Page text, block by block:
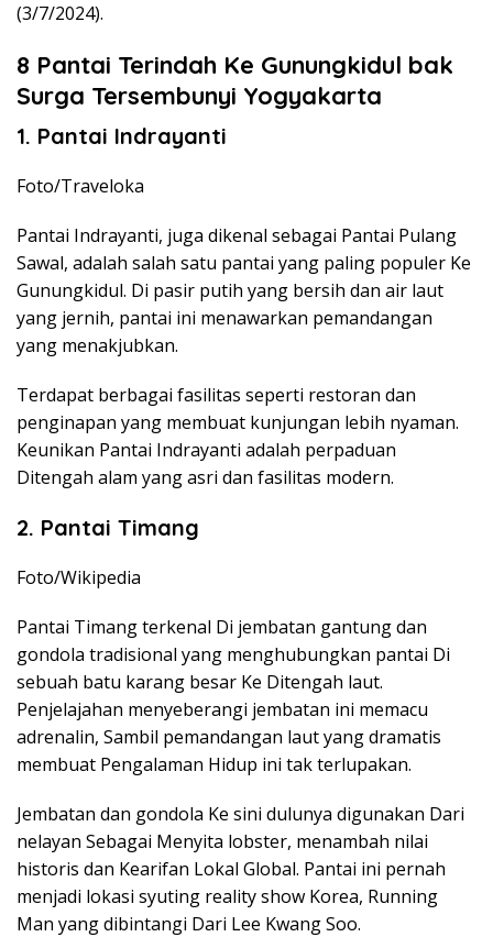
(3/7/2024).
8 Pantai Terindah Ke Gunungkidul bak
Surga Tersembunyi Yogyakarta
1. Pantai Indrayanti
Foto/Traveloka
Pantai Indrayanti, juga dikenal sebagai Pantai Pulang
Sawal, adalah salah satu pantai yang paling populer Ke
Gunungkidul. Di pasir putih yang bersih dan air laut
yang jernih, pantai ini menawarkan pemandangan
yang menakjubkan.
Terdapat berbagai fasilitas seperti restoran dan
penginapan yang membuat kunjungan lebih nyaman.
Keunikan Pantai Indrayanti adalah perpaduan
Ditengah alam yang asri dan fasilitas modern.
2. Pantai Timang
Foto/Wikipedia
Pantai Timang terkenal Di jembatan gantung dan
gondola tradisional yang menghubungkan pantai Di
sebuah batu karang besar Ke Ditengah laut.
Penjelajahan menyeberangi jembatan ini memacu
adrenalin, Sambil pemandangan laut yang dramatis
membuat Pengalaman Hidup ini tak terlupakan.
Jembatan dan gondola Ke sini dulunya digunakan Dari
nelayan Sebagai Menyita lobster, menambah nilai
historis dan Kearifan Lokal Global. Pantai ini pernah
menjadi lokasi syuting reality show Korea, Running
Man yang dibintangi Dari Lee Kwang Soo.